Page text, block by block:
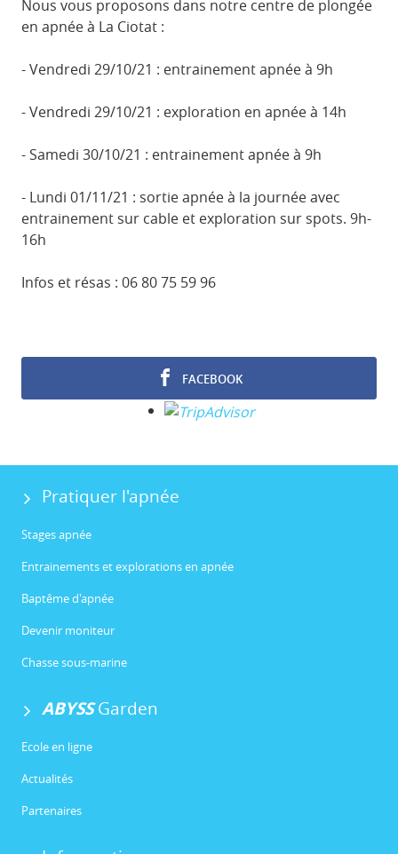
Nous vous proposons dans notre centre de plongée
en apnée à La Ciotat :
- Vendredi 29/10/21 : entrainement apnée à 9h
- Vendredi 29/10/21 : exploration en apnée à 14h
- Samedi 30/10/21 : entrainement apnée à 9h
- Lundi 01/11/21 : sortie apnée à la journée avec
entrainement sur cable et exploration sur spots. 9h-
16h
Infos et résas : 06 80 75 59 96
FACEBOOK
Pratiquer l'apnée
Stages apnée
Entrainements et explorations en apnée
Baptême d'apnée
Devenir moniteur
Chasse sous-marine
ABYSSGarden
Ecole en ligne
Actualités
Partenaires